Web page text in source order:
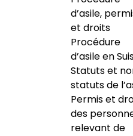
d’asile,
et droits
Procédure
d’asile en
Statuts et
statuts de
Permis et
des
relevant de